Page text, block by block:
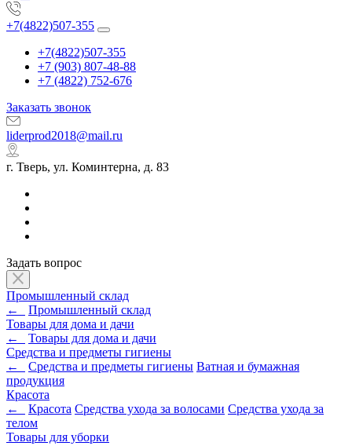
+7(4822)507-355
+7(4822)507-355
+7 (903) 807-48-88
+7 (4822) 752-676
Заказать звонок
liderprod2018@mail.ru
г. Тверь, ул. Коминтерна, д. 83
Задать вопрос
Промышленный склад
←
Промышленный склад
Товары для дома и дачи
←
Товары для дома и дачи
Средства и предметы гигиены
←
Средства и предметы гигиены Ватная и бумажная
продукция
Красота
←
Красота Средства ухода за волосами Средства ухода за
телом
Товары для уборки